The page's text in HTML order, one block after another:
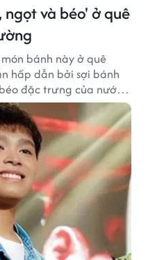
và béo' ở quê
bánh này ở quê
hấp dẫn bởi sợi bánh
đặc trưng của nước